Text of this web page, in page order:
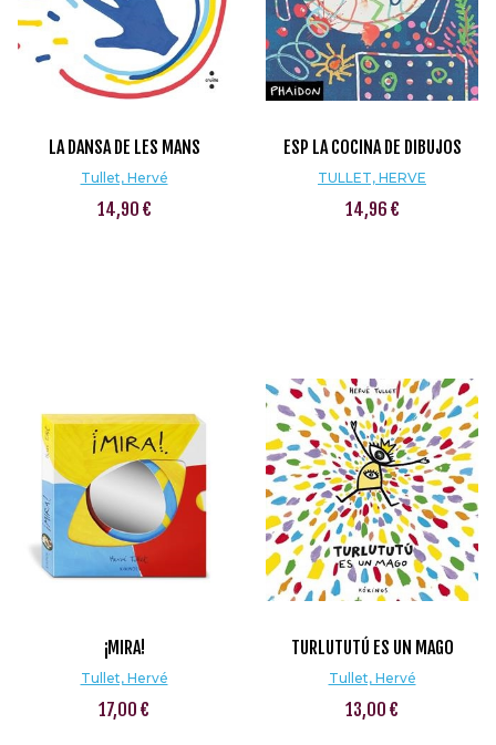
LA DANSA DE LES MANS
Tullet, Hervé
14,90 €
ESP LA COCINA DE DIBUJOS
TULLET, HERVE
14,96 €
¡MIRA!
Tullet, Hervé
17,00 €
TURLUTUTÚ ES UN MAGO
Tullet, Hervé
13,00 €